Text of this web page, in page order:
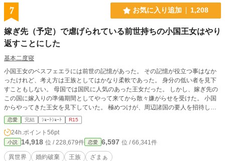
7 お気に入り追加 1,208
嫁ぎ先（予定）で虐げられている前世持ちの小国王女はやり
返すことにした
基本二度寝
小国王女のベスフェエラには前世の記憶があった。 その記憶が役立つ事はなか
ったけれど、考え方は王族としてはかなり柔軟であった。 身分の低い者を見下
すこともしない。 母国では国民に人気のあった王女だった。 しかし、嫁ぎ先の
この国に嫁入りの準備期間としてやって来てから散々嫌がらせを受けた。 小国
からやってきた王女を見下していた。 極めつけが、周辺諸国の要人を招待した
夜会の日。 ベスフィエラに用意されたドレスはなかった。 いや、侍女は『そこ
にある』のだという。 なにもかけられていないハンガーを指差して。 ニヤニヤ
と笑う侍女を見て、ベスフィエラはカチンと来た。 「へぇ、あぁそう」 夜会に
出席させたくない、王妃の嫌がらせだ。 今までなら大人しくしていたが、もう
我慢を止めることにした。
恋愛 完結 ｼｮｰﾄｼｮｰﾄ R15
24h.ポイント 56pt
小説 14,918 位 / 228,679件 恋愛 6,597 位 / 66,341件
異世界 婚約破棄 王族 ざまぁ